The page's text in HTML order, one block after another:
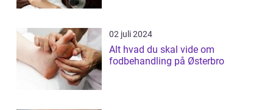
02 juli 2024
Alt hvad du skal vide om
fodbehandling på Østerbro